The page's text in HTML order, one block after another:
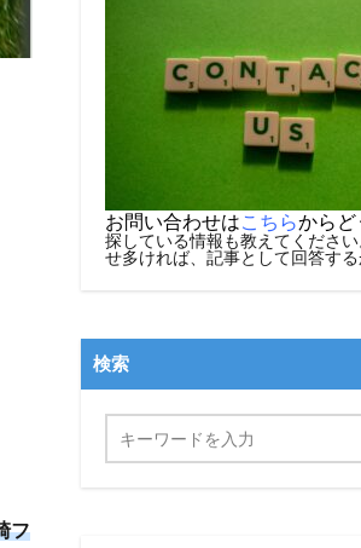
フ
お問い合わせはこちらからど
探している情報も教えてくださ
せ多ければ、記事として回答する
検索